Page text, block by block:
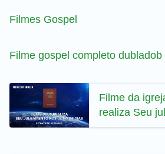
Filmes Gospel
Filme gospel completo dubladob
Filme da
realiza Seu
últimos dias